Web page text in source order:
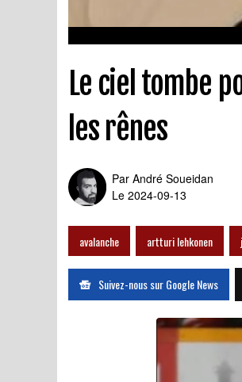
Le ciel tombe
les rênes
Par André Soueidan
Le 2024-09-13
avalanche artturi lehkonen
Suivez-nous sur Google News